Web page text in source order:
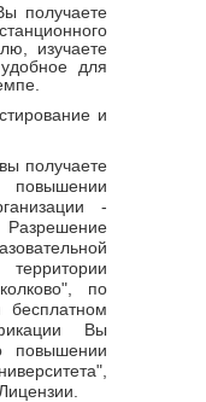
получаете
изучаете
для
и
получаете
-
по
бесплатном
Вы
повышении